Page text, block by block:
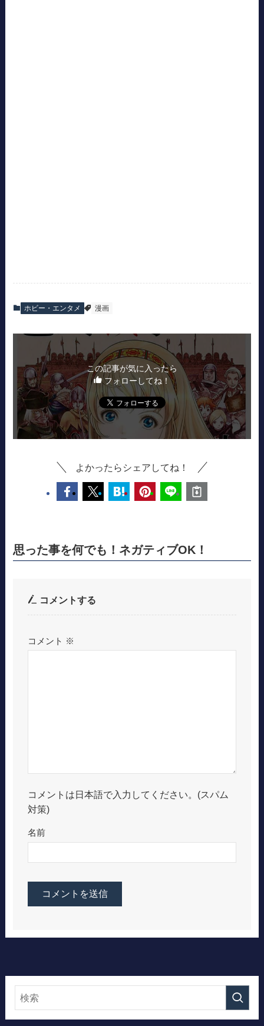
ホビー・エンタメ 漫画
この記事が気に入ったら
フォローしてね！
よかったらシェアしてね！
思った事を何でも！ネガティブOK！
コメントする
コメント ※
コメントは日本語で入力してください。(スパム
対策)
名前